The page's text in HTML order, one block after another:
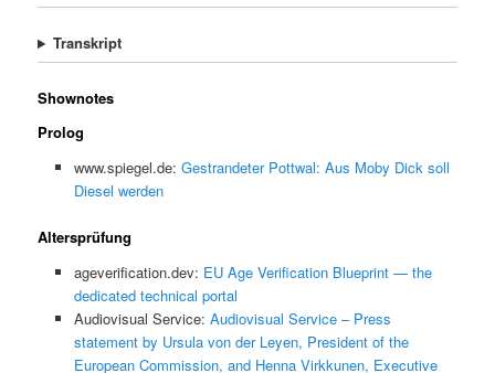
Transkript
Shownotes
Prolog
www.spiegel.de: Gestrandeter Pottwal: Aus Moby Dick soll
Diesel werden
Altersprüfung
ageverification.dev: EU Age Verification Blueprint — the
dedicated technical portal
Audiovisual Service: Audiovisual Service – Press
statement by Ursula von der Leyen, President of the
European Commission, and Henna Virkkunen, Executive